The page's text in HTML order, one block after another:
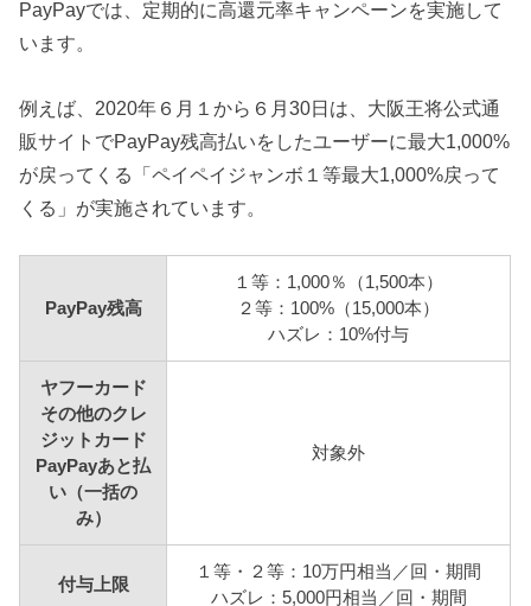
PayPayでは、定期的に高還元率キャンペーンを実施して
います。
例えば、2020年６月１から６月30日は、大阪王将公式通
販サイトでPayPay残高払いをしたユーザーに最大1,000%
が戻ってくる「ペイペイジャンボ１等最大1,000%戻って
くる」が実施されています。
PayPay残高
１等：1,000％（1,500本）
２等：100%（15,000本）
ハズレ：10%付与
ヤフーカード
その他のクレ
ジットカード
PayPayあと払
い（一括の
み）
対象外
付与上限
１等・２等：10万円相当／回・期間
ハズレ：5,000円相当／回・期間